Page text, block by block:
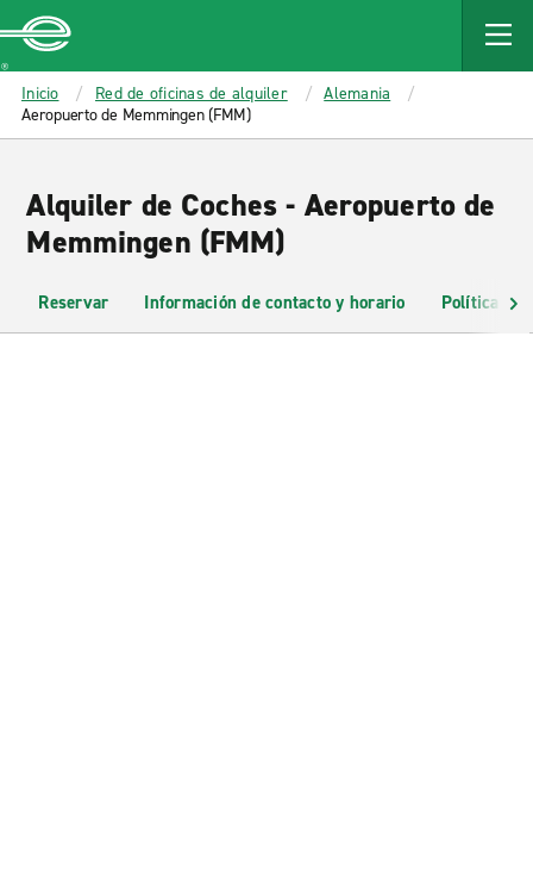
MAIN
CONTENT
Enterprise
Inicio Red de oficinas de alquiler
Alemania
Aeropuerto de Memmingen (FMM)
Alquiler de Coches - Aeropuerto de
Memmingen (FMM)
Reservar Información de contacto y horario Políticas